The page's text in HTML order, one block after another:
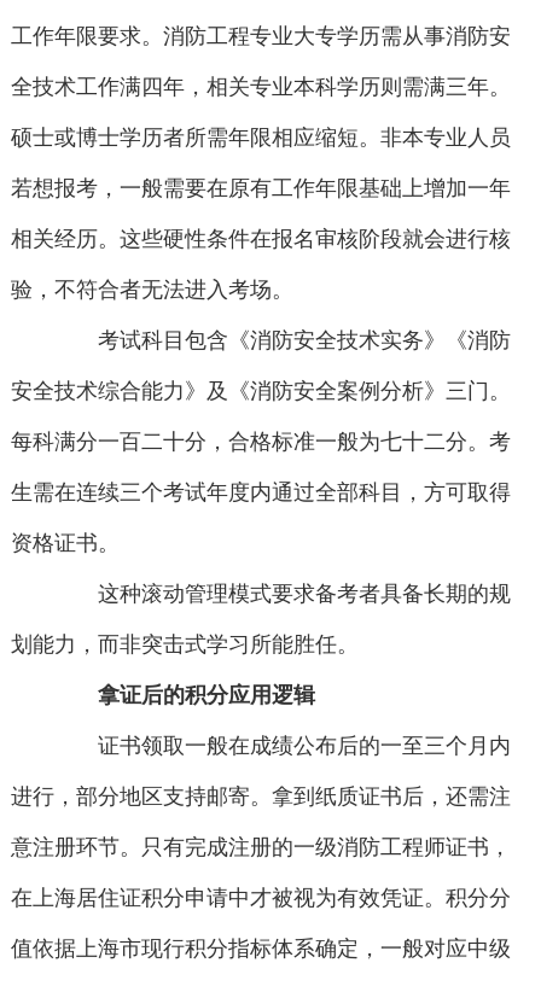
工作年限要求。消防工程专业大专学历需从事消防安
全技术工作满四年，相关专业本科学历则需满三年。
硕士或博士学历者所需年限相应缩短。非本专业人员
若想报考，一般需要在原有工作年限基础上增加一年
相关经历。这些硬性条件在报名审核阶段就会进行核
验，不符合者无法进入考场。
考试科目包含《消防安全技术实务》《消防
安全技术综合能力》及《消防安全案例分析》三门。
每科满分一百二十分，合格标准一般为七十二分。考
生需在连续三个考试年度内通过全部科目，方可取得
资格证书。
这种滚动管理模式要求备考者具备长期的规
划能力，而非突击式学习所能胜任。
拿证后的积分应用逻辑
证书领取一般在成绩公布后的一至三个月内
进行，部分地区支持邮寄。拿到纸质证书后，还需注
意注册环节。只有完成注册的一级消防工程师证书，
在上海居住证积分申请中才被视为有效凭证。积分分
值依据上海市现行积分指标体系确定，一般对应中级